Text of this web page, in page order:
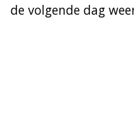
de volgende dag